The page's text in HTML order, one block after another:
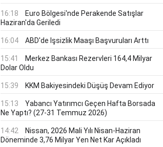
16:18
Euro Bölgesi'nde Perakende Satışlar
Haziran'da Geriledi
16:04 ABD'de Işsizlik Maaşı Başvuruları Arttı
15:41
Merkez Bankası Rezervleri 164,4 Milyar
Dolar Oldu
15:39 KKM Bakiyesindeki Düşüş Devam Ediyor
15:13
Yabancı Yatırımcı Geçen Hafta Borsada
Ne Yaptı? (27-31 Temmuz 2026)
14:42
Nissan, 2026 Mali Yılı Nisan-Haziran
Döneminde 3,76 Milyar Yen Net Kar Açıkladı